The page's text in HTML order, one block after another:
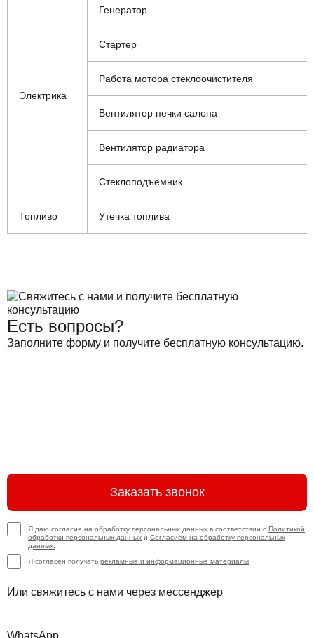
Электрика
Генератор
Стартер
Работа мотора стеклоочистителя
Вентилятор печки салона
Вентилятор радиатора
Стеклоподъемник
Топливо Утечка топлива
Есть вопросы?
Заполните форму и получите бесплатную консультацию.
Заказать звонок
Я даю согласие на обработку персональных данных в соответствии с Политикой
обработки персональных данных и Согласием на обработку персональных
данных.
Я согласен получать рекламные и информационные материалы
Или свяжитесь с нами через мессенджер